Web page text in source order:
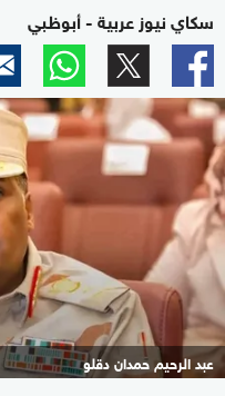
سكاي نيوز عربية - أبوظبي
عبد الرحيم حمدان دقلو